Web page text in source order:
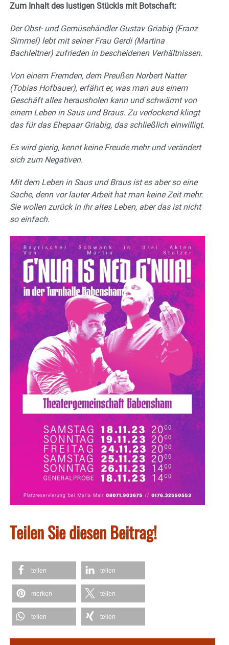
Zum Inhalt des lustigen Stückls mit Botschaft:
Der Obst- und Gemüsehändler Gustav Griabig (Franz
Simmel) lebt mit seiner Frau Gerdi (Martina
Bachleitner) zufrieden in bescheidenen Verhältnissen.
Von einem Fremden, dem Preußen Norbert Natter
(Tobias Hofbauer), erfährt er, was man aus einem
Geschäft alles herausholen kann und schwärmt von
einem Leben in Saus und Braus. Zu verlockend klingt
das für das Ehepaar Griabig, das schließlich einwilligt.
Es wird gierig, kennt keine Freude mehr und verändert
sich zum Negativen.
Mit dem Leben in Saus und Braus ist es aber so eine
Sache, denn vor lauter Arbeit hat man keine Zeit mehr.
Sie wollen zurück in ihr altes Leben, aber das ist nicht
so einfach.
Teilen Sie diesen Beitrag!
teilen teilen
merken teilen
teilen teilen